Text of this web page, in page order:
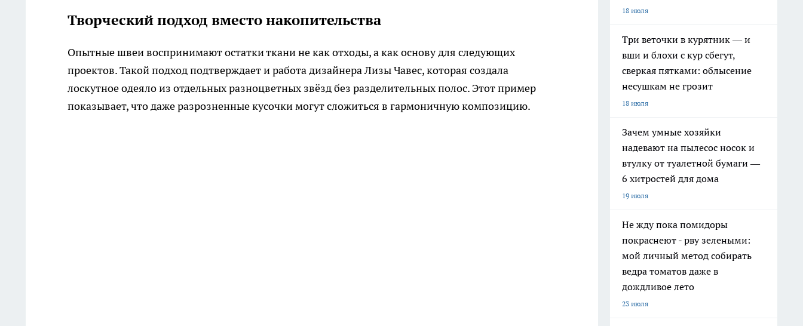
Творческий подход вместо накопительства
Опытные швеи воспринимают остатки ткани не как отходы, а как основу для следующих
проектов. Такой подход подтверждает и работа дизайнера Лизы Чавес, которая создала
лоскутное одеяло из отдельных разноцветных звёзд без разделительных полос. Этот пример
показывает, что даже разрозненные кусочки могут сложиться в гармоничную композицию.
18 июля
Три веточки в курятник — и
вши и блохи с кур сбегут,
сверкая пятками: облысение
несушкам не грозит
18 июля
Зачем умные хозяйки
надевают на пылесос носок и
втулку от туалетной бумаги —
6 хитростей для дома
19 июля
Не жду пока помидоры
покраснеют - рву зелеными:
мой личный метод собирать
ведра томатов даже в
дождливое лето
23 июля